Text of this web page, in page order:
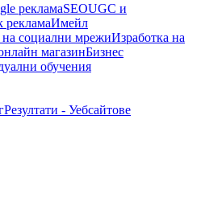
рекламаSEOUGC и
рекламaИмейл
социални мрежиИзработка на
магазинБизнес
обучения
Резултати - Уебсайтове